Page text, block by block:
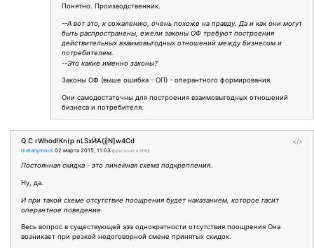
Понятно. Производственник.
--А вот это, к сожалению, очень похоже на правду. Да и как они могут
быть распространены, ежели законы ОФ требуют построения
действительных взаимовыгодных отношений между бизнесом и
потребителем.
--Это какие именно законы?
Законы ОФ (выше ошибка - ОП) - оперантного формирования.
Они самодостаточны для построения взаимовыгодных отношений
бизнеса и потребителя.
</>
Q C rWhod!Kn(p nLSxЍA(j|N]w4Cd
metanymous 02 марта 2015, 11:03 (оригинал в ЖЖ)
Постоянная скидка - это линейная схема подкрепления.
Ну, да.
И при такой схеме отсутствие поощрения будет наказанием, которое гасит
оперантное поведение.
Весь вопрос в существующей эээ однократности отсутствия поощрения Она
возникает при резкой недоговорной смене принятых скидок.